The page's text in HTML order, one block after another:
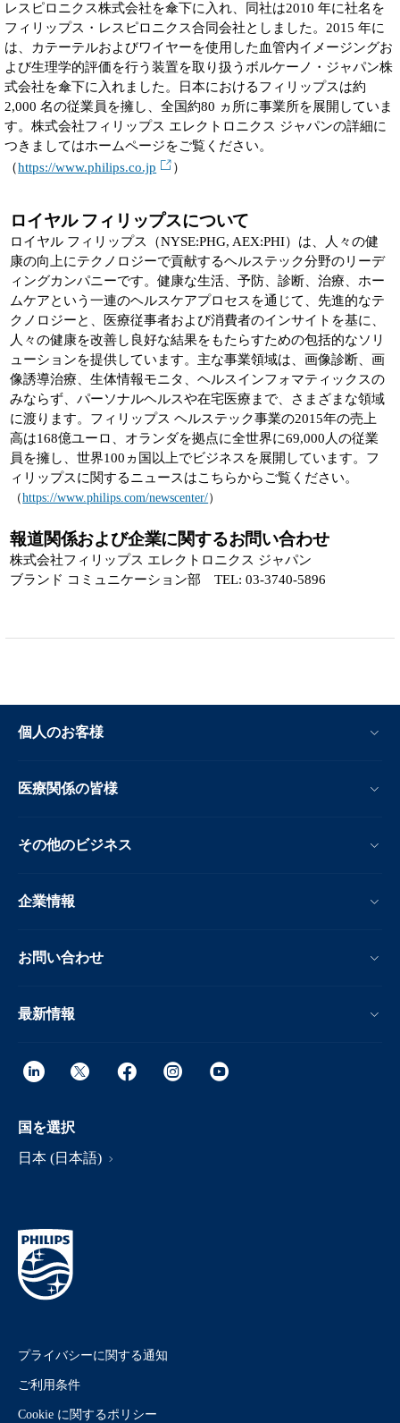
レスピロニクス株式会社を傘下に入れ、同社は2010 年に社名を
フィリップス・レスピロニクス合同会社としました。2015 年に
は、カテーテルおよびワイヤーを使用した血管内イメージングお
よび生理学的評価を行う装置を取り扱うボルケーノ・ジャパン株
式会社を傘下に入れました。日本におけるフィリップスは約
2,000 名の従業員を擁し、全国約80 ヵ所に事業所を展開していま
す。株式会社フィリップス エレクトロニクス ジャパンの詳細に
つきましてはホームページをご覧ください。
（https://www.philips.co.jp ）
ロイヤル フィリップスについて
ロイヤル フィリップス（NYSE:PHG, AEX:PHI）は、人々の健
康の向上にテクノロジーで貢献するヘルステック分野のリーデ
ィングカンパニーです。健康な生活、予防、診断、治療、ホー
ムケアという一連のヘルスケアプロセスを通じて、先進的なテ
クノロジーと、医療従事者および消費者のインサイトを基に、
人々の健康を改善し良好な結果をもたらすための包括的なソリ
ューションを提供しています。主な事業領域は、画像診断、画
像誘導治療、生体情報モニタ、ヘルスインフォマティックスの
みならず、パーソナルヘルスや在宅医療まで、さまざまな領域
に渡ります。フィリップス ヘルステック事業の2015年の売上
高は168億ユーロ、オランダを拠点に全世界に69,000人の従業
員を擁し、世界100ヵ国以上でビジネスを展開しています。フ
ィリップスに関するニュースはこちらからご覧ください。
（https://www.philips.com/newscenter/）
報道関係および企業に関するお問い合わせ
株式会社フィリップス エレクトロニクス ジャパン
ブランド コミュニケーション部 TEL: 03-3740-5896
個人のお客様
医療関係の皆様
その他のビジネス
企業情報
お問い合わせ
最新情報
国を選択
日本 (日本語)
プライバシーに関する通知
ご利用条件
Cookie に関するポリシー